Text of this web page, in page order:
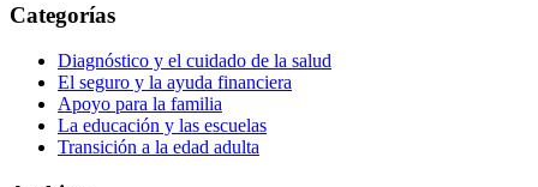
Categorías
Diagnóstico y el cuidado de la salud
El seguro y la ayuda financiera
Apoyo para la familia
La educación y las escuelas
Transición a la edad adulta